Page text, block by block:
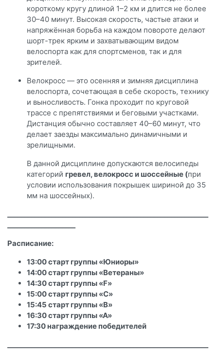
короткому кругу длиной 1–2 км и длится не более
30–40 минут. Высокая скорость, частые атаки и
напряжённая борьба на каждом повороте делают
шорт-трек ярким и захватывающим видом
велоспорта как для спортсменов, так и для
зрителей.
Велокросс — это осенняя и зимняя дисциплина
велоспорта, сочетающая в себе скорость, технику
и выносливость. Гонка проходит по круговой
трассе с препятствиями и беговыми участками.
Дистанция обычно составляет 40–60 минут, что
делает заезды максимально динамичными и
зрелищными.
В данной дисциплине допускаются велосипеды
категорий гревел, велокросс и шоссейные (при
условии использования покрышек шириной до 35
мм на шоссейных).
Расписание:
13:00 старт группы «Юниоры»
14:00 старт группы «Ветераны»
14:30 старт группы «F»
15:00 старт группы «C»
15:45 старт группы «B»
16:30 старт группы «А»
17:30 награждение победителей